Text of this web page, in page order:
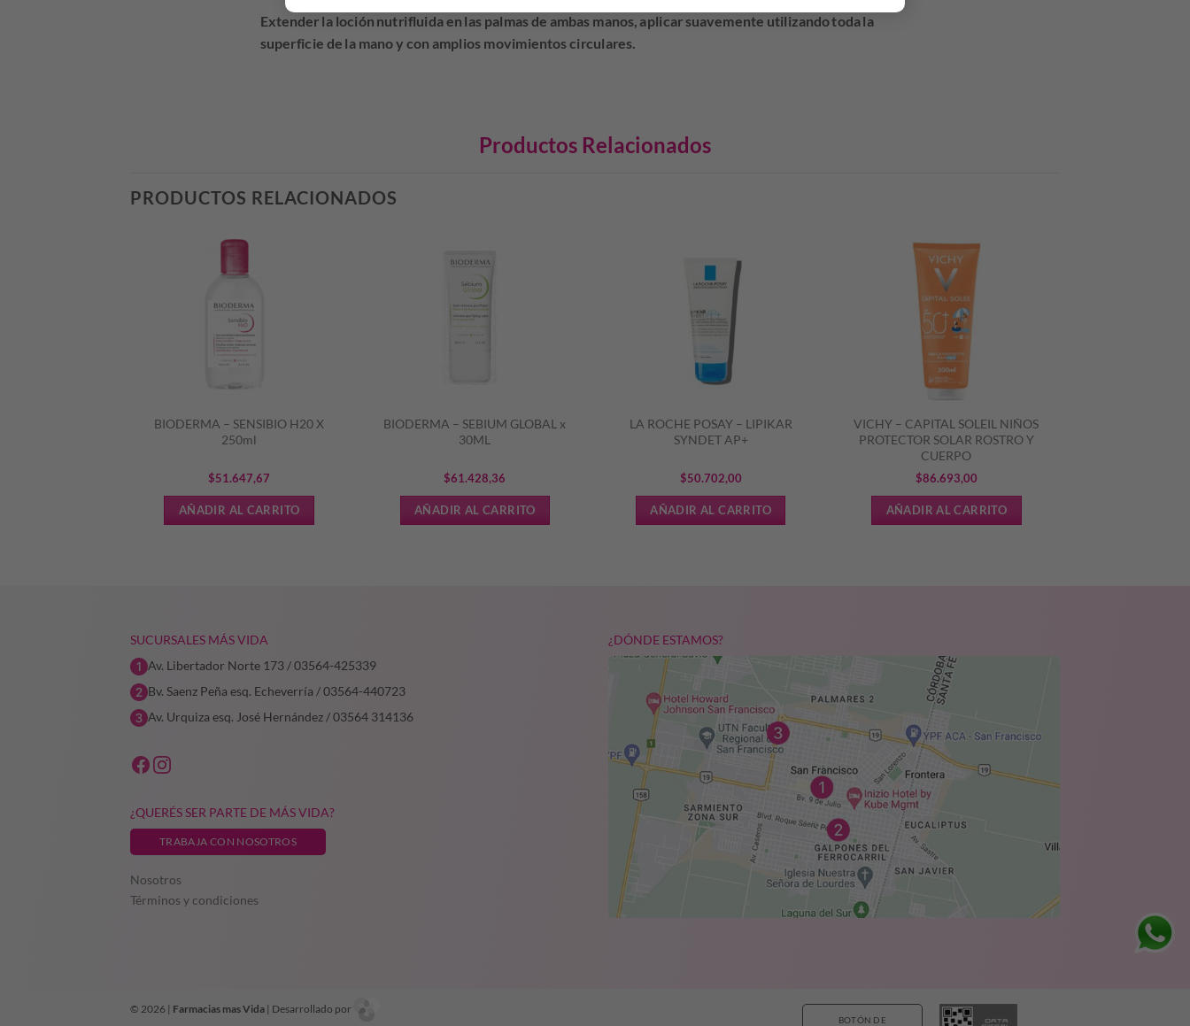
Extender la loción nutrifluida en las palmas de ambas manos, aplicar suavemente utilizando toda la
superficie de la mano y con amplios movimientos circulares.
Productos Relacionados
PRODUCTOS RELACIONADOS
BIODERMA – SENSIBIO H20 X
250ml
$51.647,67
AÑADIR AL CARRITO
BIODERMA – SEBIUM GLOBAL x
30ML
$61.428,36
AÑADIR AL CARRITO
LA ROCHE POSAY – LIPIKAR
SYNDET AP+
$50.702,00
AÑADIR AL CARRITO
VICHY – CAPITAL SOLEIL NIÑOS
PROTECTOR SOLAR ROSTRO Y
CUERPO
$86.693,00
AÑADIR AL CARRITO
SUCURSALES MÁS VIDA
Av. Libertador Norte 173 / 03564-425339
Bv. Saenz Peña esq. Echeverría / 03564-440723
Av. Urquiza esq. José Hernández / 03564 314136
¿QUERÉS SER PARTE DE MÁS VIDA?
TRABAJA CON NOSOTROS
Nosotros
Términos y condiciones
¿DÓNDE ESTAMOS?
BOTÓN DE
© 2026 | Farmacias mas Vida | Desarrollado por